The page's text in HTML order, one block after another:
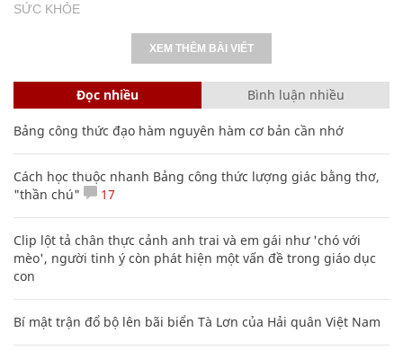
SỨC KHỎE
XEM THÊM BÀI VIẾT
Đọc nhiều Bình luận nhiều
Bảng công thức đạo hàm nguyên hàm cơ bản cần nhớ
Cách học thuộc nhanh Bảng công thức lượng giác bằng thơ,
"thần chú"
17
Clip lột tả chân thực cảnh anh trai và em gái như 'chó với
mèo', người tinh ý còn phát hiện một vấn đề trong giáo dục
con
Bí mật trận đổ bộ lên bãi biển Tà Lơn của Hải quân Việt Nam